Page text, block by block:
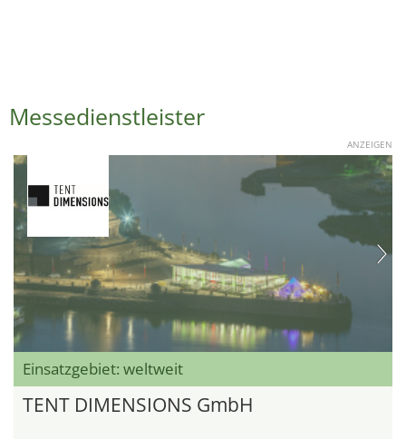
Messedienstleister
ANZEIGEN
Einsatzgebiet: weltweit
TENT DIMENSIONS GmbH